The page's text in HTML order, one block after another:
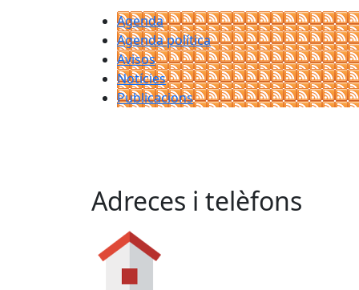
Agenda
Agenda política
Avisos
Notícies
Publicacions
Adreces i telèfons